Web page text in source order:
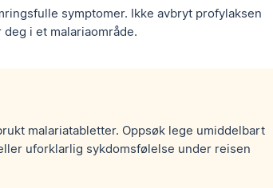
symptomer. Ikke avbryt profylaksen
i et malariaområde.
malariatabletter. Oppsøk lege umiddelbart
uforklarlig sykdomsfølelse under reisen